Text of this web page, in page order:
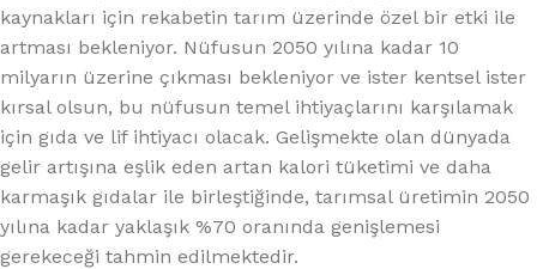
kaynakları için rekabetin tarım üzerinde özel bir etki ile
artması bekleniyor. Nüfusun 2050 yılına kadar 10
milyarın üzerine çıkması bekleniyor ve ister kentsel ister
kırsal olsun, bu nüfusun temel ihtiyaçlarını karşılamak
için gıda ve lif ihtiyacı olacak. Gelişmekte olan dünyada
gelir artışına eşlik eden artan kalori tüketimi ve daha
karmaşık gıdalar ile birleştiğinde, tarımsal üretimin 2050
yılına kadar yaklaşık %70 oranında genişlemesi
gerekeceği tahmin edilmektedir.